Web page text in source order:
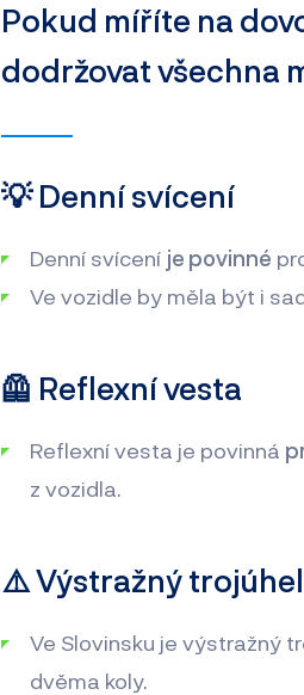
Pokud míříte na
dodržovat všechna
💡 Denní svícení
Denní svícení je povinné
Ve vozidle by měla být i
🦺 Reflexní vesta
Reflexní vesta je povinná
z vozidla.
⚠️ Výstražný
Ve Slovinsku je výstražný
dvěma koly.